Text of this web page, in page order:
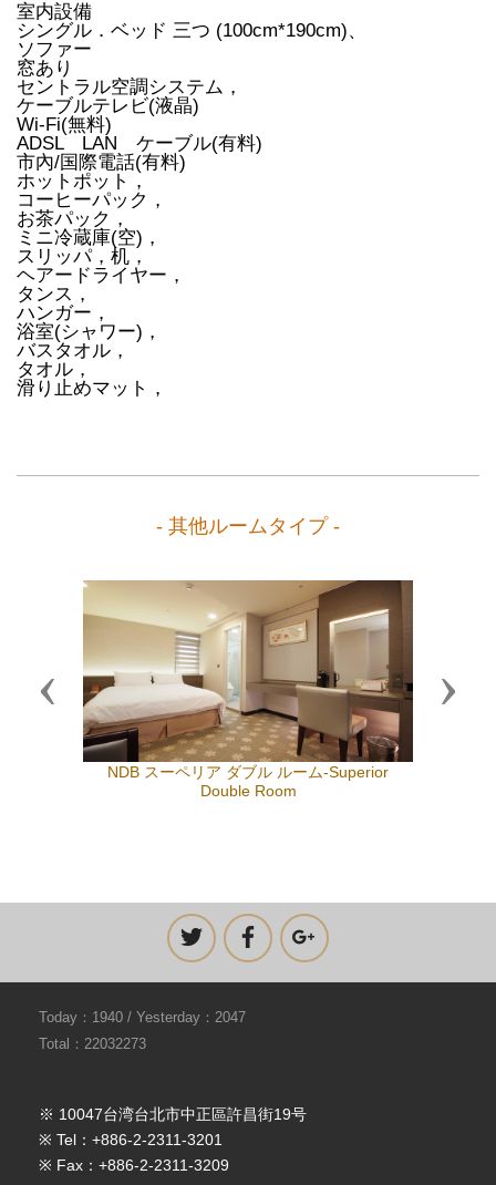
室内設備
シングル．ベッド 三つ (100cm*190cm)、
ソファー
窓あり
セントラル空調システム，
ケーブルテレビ(液晶)
Wi-Fi(無料)
ADSL LAN ケーブル(有料)
市內/国際電話(有料)
ホットポット，
コーヒーパック，
お茶パック，
ミニ冷蔵庫(空)，
スリッパ，机，
ヘアードライヤー，
タンス，
ハンガー，
浴室(シャワー)，
バスタオル，
タオル，
滑り止めマット，
- 其他ルームタイプ -
NDB スーペリア ダブル ルーム-Superior
Double Room
Previous Next
Today：1940 / Yesterday：2047
Total：22032273
※ 10047台湾台北市中正區許昌街19号
※ Tel：+886-2-2311-3201
※ Fax：+886-2-2311-3209